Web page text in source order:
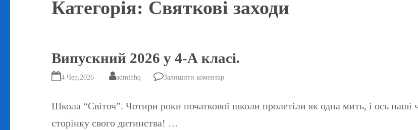
Категорія: Святкові заходи
Випускний 2026 у 4-А класі.
4 Чер,2026 adminhq Залишити коментар
Школа “Світоч”. Чотири роки початкової школи пролетіли як одна мить, і ось
сторінку свого дитинства! …